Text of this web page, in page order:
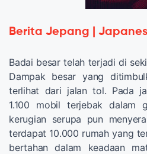
Berita Jepang |
Badai besar telah terjadi di
Dampak besar yang
terlihat dari jalan tol. Pada
1.100 mobil terjebak dalam
kerugian serupa pun
terdapat 10.000 rumah yang
bertahan dalam keadaan